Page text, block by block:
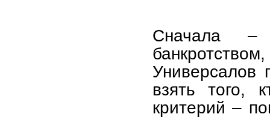
Сначала –
взять того,
критерий –